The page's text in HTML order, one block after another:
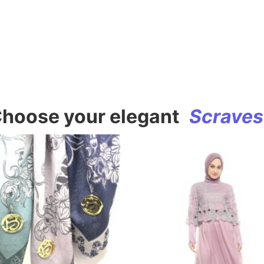
your elegant Scraves